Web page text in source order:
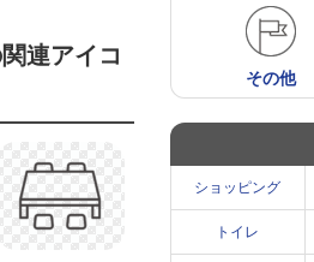
関連アイコ
その他
ショッピング
トイレ